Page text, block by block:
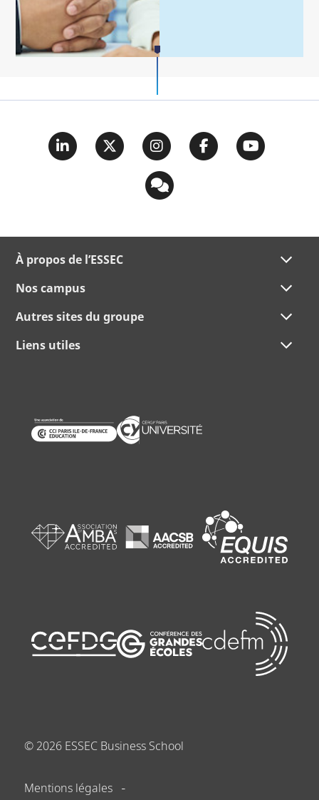
À propos de l’ESSEC
Nos campus
Autres sites du groupe
Liens utiles
© 2026 ESSEC Business School
Mentions légales